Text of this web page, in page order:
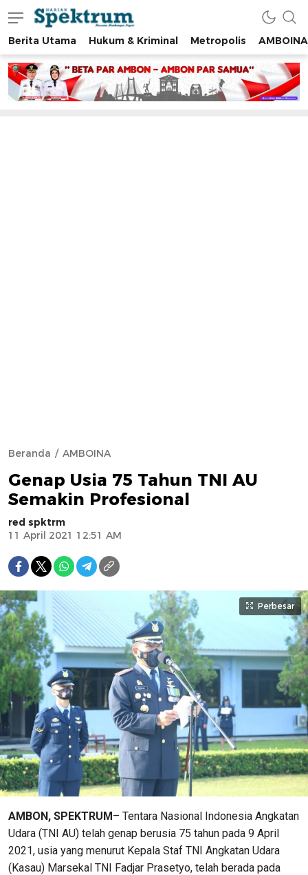
spektrumonline.com
Berita Utama Hukum & Kriminal Metropolis AMBOINA
Beranda AMBOINA
Genap Usia 75 Tahun TNI AU
Semakin Profesional
red spktrm
11 April 2021 12:51 AM
Perbesar
AMBON, SPEKTRUM– Tentara Nasional Indonesia Angkatan
Udara (TNI AU) telah genap berusia 75 tahun pada 9 April
2021, usia yang menurut Kepala Staf TNI Angkatan Udara
(Kasau) Marsekal TNI Fadjar Prasetyo, telah berada pada